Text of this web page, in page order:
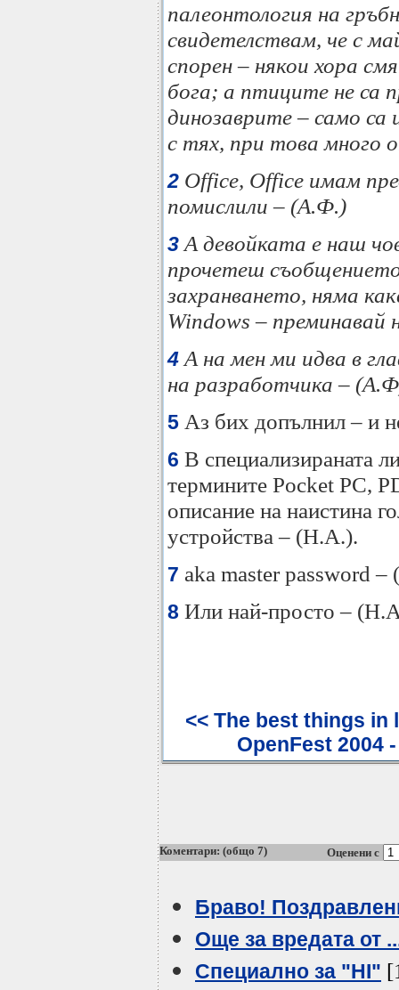
палеонтология на
свидетелствам, че с
спорен – някои хора
бога; а птиците не са
динозаврите – само
с тях, при това много
2 Office, Office имам
помислили – (А.Ф.)
3А девойката е наш
прочетеш
захранването, няма
Windows –
4А на мен ми идва в
на разработчика –
5 Аз бих допълнил – и
6 В специализираната
термините Pocket PC,
описание на наистина
устройства – (Н.А.).
7 aka master password
8 Или най-просто –
<< The best things in
OpenFest 2004
Коментари: (общо 7) Оценени с
Браво!
Още за вредата от
Специално за "HI"